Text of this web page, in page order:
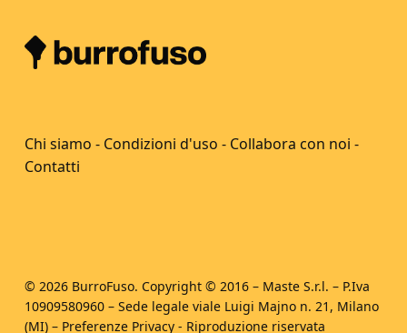
Chi siamo - Condizioni d'uso - Collabora con noi -
Contatti
© 2026 BurroFuso. Copyright © 2016 – Maste S.r.l. – P.Iva
10909580960 – Sede legale viale Luigi Majno n. 21, Milano
(MI) – Preferenze Privacy- Riproduzione riservata